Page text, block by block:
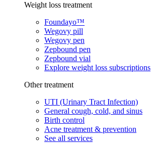
Weight loss treatment
Foundayo™
Wegovy pill
Wegovy pen
Zepbound pen
Zepbound vial
Explore weight loss subscriptions
Other treatment
UTI (Urinary Tract Infection)
General cough, cold, and sinus
Birth control
Acne treatment & prevention
See all services